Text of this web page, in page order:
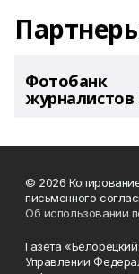
Фотобанк
журналистов
© 2026
письменного
Об использовании
Газета
Управлении